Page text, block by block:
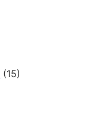
(15)